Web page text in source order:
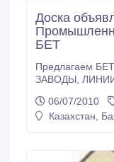
Доска
БЕТ
Предлагаем
ЗАВОДЫ, ЛИНИИ ПО ПРОИЗВОДСТВУ ПЕЛЛЕТ
ЗАВОДЫ, ЛИНИИ ПО ПРОИЗВОДСТВУ ПЕЛЛЕТ
Официальное
06/07/2010
Казахстан,